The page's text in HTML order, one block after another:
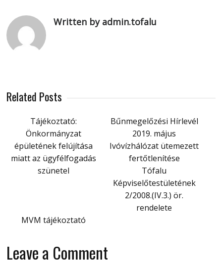
Written by admin.tofalu
Related Posts
Tájékoztató:
Önkormányzat
épületének felújítása
miatt az ügyfélfogadás
szünetel
Bűnmegelőzési Hírlevél
2019. május
Ivóvízhálózat ütemezett
fertőtlenítése
Tófalu
Képviselőtestületének
2/2008.(IV.3.) ör.
rendelete
MVM tájékoztató
Leave a Comment